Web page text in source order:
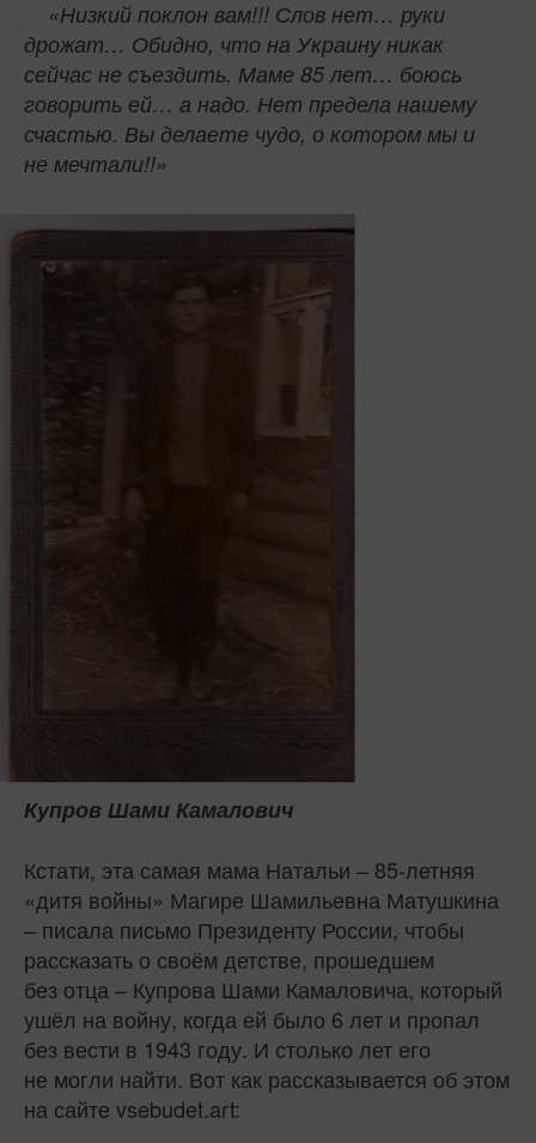
«Низкий поклон вам!!! Слов нет… руки
дрожат… Обидно, что на Украину никак
сейчас не съездить. Маме 85 лет… боюсь
говорить ей… а надо. Нет предела нашему
счастью. Вы делаете чудо, о котором мы и
не мечтали!!»
Купров Шами Камалович
Кстати, эта самая мама Натальи – 85-летняя
«дитя войны» Магире Шамильевна Матушкина
– писала письмо Президенту России, чтобы
рассказать о своём детстве, прошедшем
без отца – Купрова Шами Камаловича, который
ушёл на войну, когда ей было 6 лет и пропал
без вести в 1943 году. И столько лет его
не могли найти. Вот как рассказывается об этом
на сайте vsebudet.art: